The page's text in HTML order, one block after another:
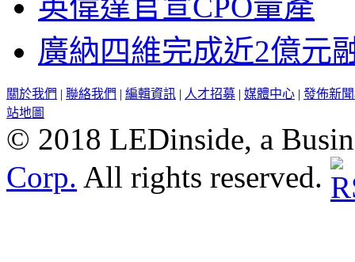
英偉達官宣CPO量產
廣納四維完成近2億元
關於我們 | 聯絡我們 | 編輯資訊 | 人才招募 | 媒體中心 | 發佈新
站地圖
© 2018 LEDinside, a
Corp. All rights reserved.